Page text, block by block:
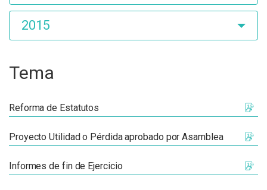
2015
Tema
Reforma de Estatutos
Proyecto Utilidad o Pérdida aprobado por Asamblea
Informes de fin de Ejercicio